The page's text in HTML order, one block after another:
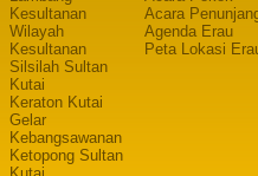
Kesultanan
Wilayah
Kesultanan
Silsilah Sultan
Kutai
Keraton Kutai
Gelar
Kebangsawanan
Ketopong Sultan
Acara
Agenda Erau
Peta Lokasi